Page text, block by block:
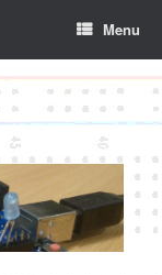
Menu